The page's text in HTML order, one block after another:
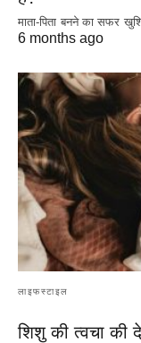
माता-पिता बनने का सफर
6 months ago
लाइफस्टाइल
शिशु की त्वचा